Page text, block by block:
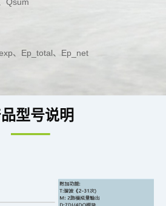
、Ep_total、Ep_net
型号说明